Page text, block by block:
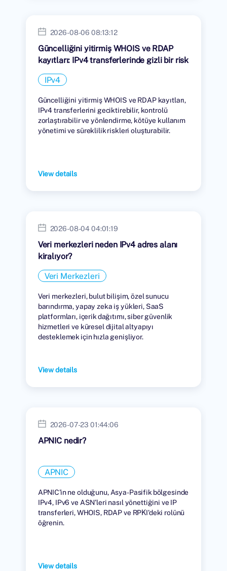
2026-08-06 08:13:12
Güncelliğini yitirmiş WHOIS ve RDAP
kayıtları: IPv4 transferlerinde gizli bir risk
IPv4
Güncelliğini yitirmiş WHOIS ve RDAP kayıtları,
IPv4 transferlerini geciktirebilir, kontrolü
zorlaştırabilir ve yönlendirme, kötüye kullanım
yönetimi ve süreklilik riskleri oluşturabilir.
View details
2026-08-04 04:01:19
Veri merkezleri neden IPv4 adres alanı
kiralıyor?
Veri Merkezleri
Veri merkezleri, bulut bilişim, özel sunucu
barındırma, yapay zeka iş yükleri, SaaS
platformları, içerik dağıtımı, siber güvenlik
hizmetleri ve küresel dijital altyapıyı
desteklemek için hızla genişliyor.
View details
2026-07-23 01:44:06
APNIC nedir?
APNIC
APNIC'in ne olduğunu, Asya-Pasifik bölgesinde
IPv4, IPv6 ve ASN'leri nasıl yönettiğini ve IP
transferleri, WHOIS, RDAP ve RPKI'deki rolünü
öğrenin.
View details